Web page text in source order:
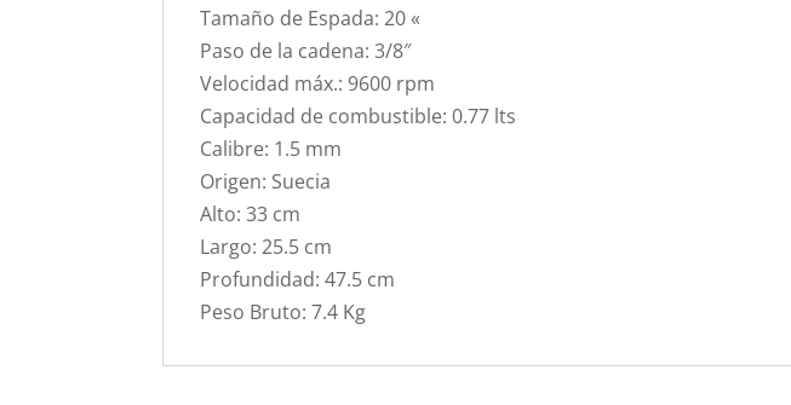
Tamaño de Espada: 20 «
Paso de la cadena: 3/8″
Velocidad máx.: 9600 rpm
Capacidad de combustible: 0.77 lts
Calibre: 1.5 mm
Origen: Suecia
Alto: 33 cm
Largo: 25.5 cm
Profundidad: 47.5 cm
Peso Bruto: 7.4 Kg